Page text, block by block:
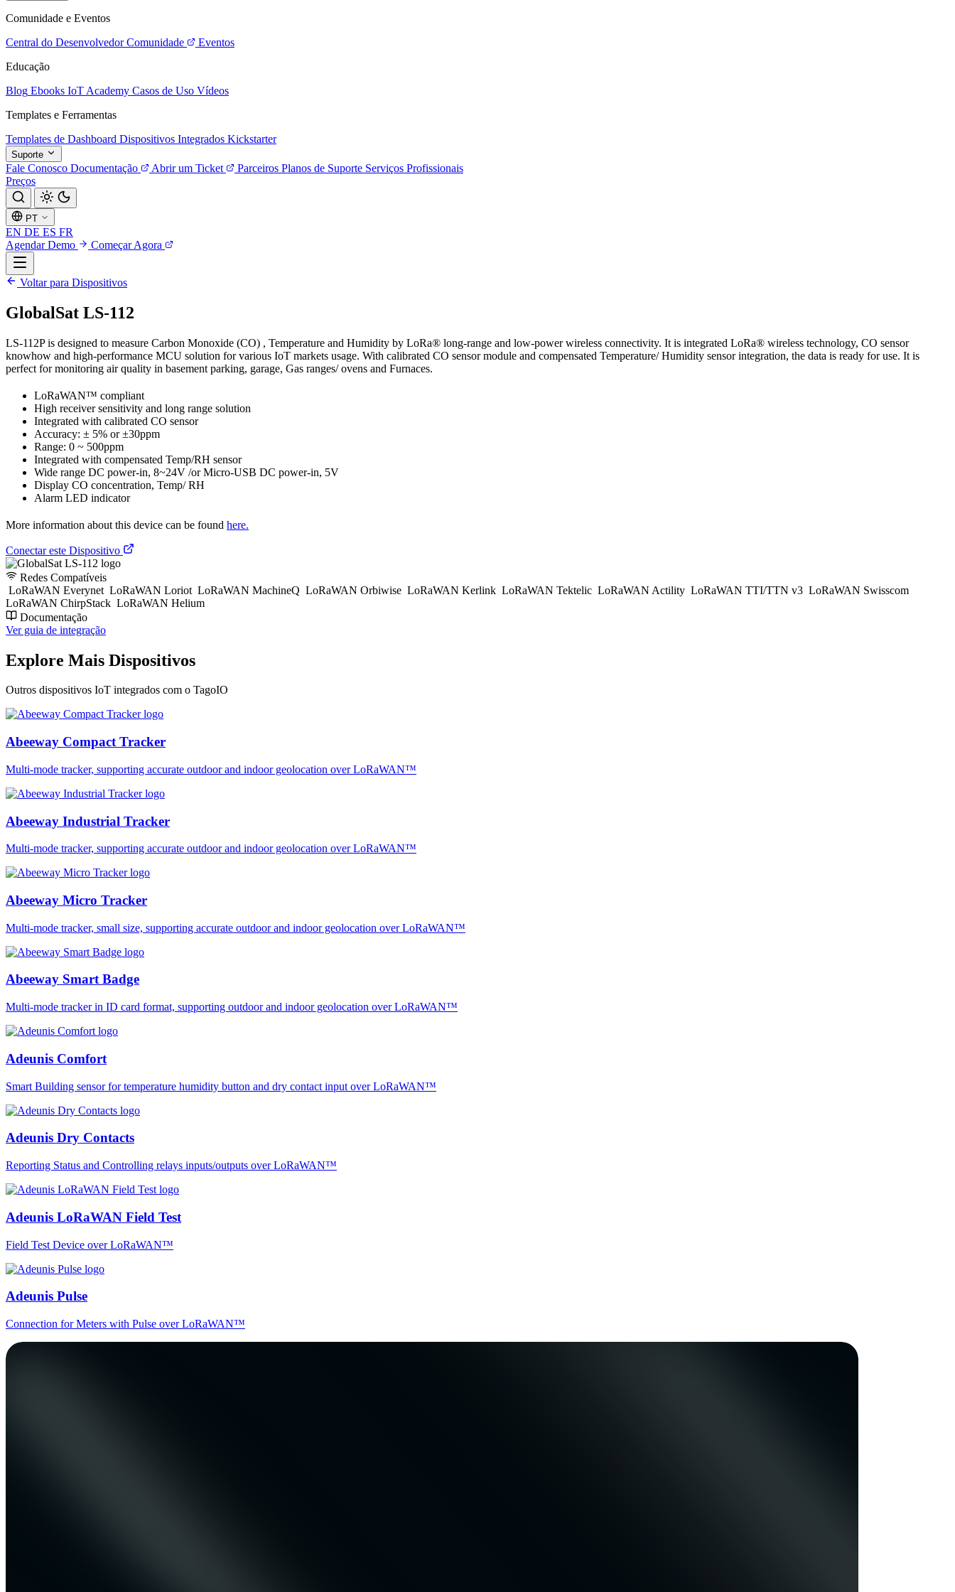
Comunidade e Eventos
Central do Desenvolvedor Comunidade
Eventos
Educação
Blog Ebooks IoT Academy Casos de Uso Vídeos
Templates e Ferramentas
Templates de Dashboard Dispositivos Integrados Kickstarter
Suporte
Fale Conosco Documentação Abrir um Ticket Parceiros Planos de Suporte Serviços Profissionais
Preços
PT
EN DE ES FR
Agendar Demo
Começar Agora
Voltar para Dispositivos
GlobalSat LS-112
LS-112P is designed to measure Carbon Monoxide (CO) , Temperature and Humidity by LoRa® long-range and low-power wireless connectivity. It is integrated LoRa® wireless technology, CO sensor
knowhow and high-performance MCU solution for various IoT markets usage. With calibrated CO sensor module and compensated Temperature/ Humidity sensor integration, the data is ready for use. It is
perfect for monitoring air quality in basement parking, garage, Gas ranges/ ovens and Furnaces.
LoRaWAN™ compliant
High receiver sensitivity and long range solution
Integrated with calibrated CO sensor
Accuracy: ± 5% or ±30ppm
Range: 0 ~ 500ppm
Integrated with compensated Temp/RH sensor
Wide range DC power-in, 8~24V /or Micro-USB DC power-in, 5V
Display CO concentration, Temp/ RH
Alarm LED indicator
More information about this device can be found here.
Conectar este Dispositivo
Redes Compatíveis
LoRaWAN Everynet LoRaWAN Loriot LoRaWAN MachineQ LoRaWAN Orbiwise LoRaWAN Kerlink LoRaWAN Tektelic LoRaWAN Actility LoRaWAN TTI/TTN v3 LoRaWAN Swisscom
LoRaWAN ChirpStack LoRaWAN Helium
Documentação
Ver guia de integração
Explore Mais Dispositivos
Outros dispositivos IoT integrados com o TagoIO
Abeeway Compact Tracker
Multi-mode tracker, supporting accurate outdoor and indoor geolocation over LoRaWAN™
Abeeway Industrial Tracker
Multi-mode tracker, supporting accurate outdoor and indoor geolocation over LoRaWAN™
Abeeway Micro Tracker
Multi-mode tracker, small size, supporting accurate outdoor and indoor geolocation over LoRaWAN™
Abeeway Smart Badge
Multi-mode tracker in ID card format, supporting outdoor and indoor geolocation over LoRaWAN™
Adeunis Comfort
Smart Building sensor for temperature humidity button and dry contact input over LoRaWAN™
Adeunis Dry Contacts
Reporting Status and Controlling relays inputs/outputs over LoRaWAN™
Adeunis LoRaWAN Field Test
Field Test Device over LoRaWAN™
Adeunis Pulse
Connection for Meters with Pulse over LoRaWAN™